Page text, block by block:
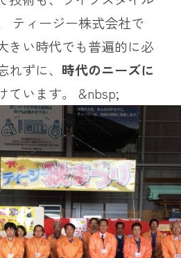
ティージー株式会社で
きい時代でも普遍的に必
ずに、 時代のニーズに
ています。 &nbsp;